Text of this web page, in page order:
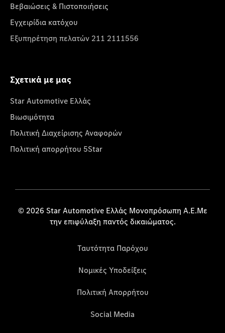
Βεβαιώσεις & Πιστοποιήσεις
Εγχειρίδια κατόχου
Εξυπηρέτηση πελατών 211 2111556
Σχετικά με μας
Star Automotive Ελλάς
Βιωσιμότητα
Πολιτική Διαχείρισης Αναφορών
Πολιτική απορρήτου 5Star
© 2026 Star Automotive Ελλάς Μονοπρόσωπη Α.Ε.Με
την επιφύλαξη παντός δικαιώματος.
Ταυτότητα Παρόχου
Νομικές Υποδείξεις
Πολιτική Απορρήτου
Social Media